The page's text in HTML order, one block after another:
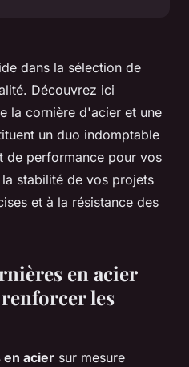
dans la sélection de
Découvrez ici
la cornière d'acier et une
un duo indomptable
de performance pour vos
stabilité de vos projets
et à la résistance des
en acier
les
acier sur mesure